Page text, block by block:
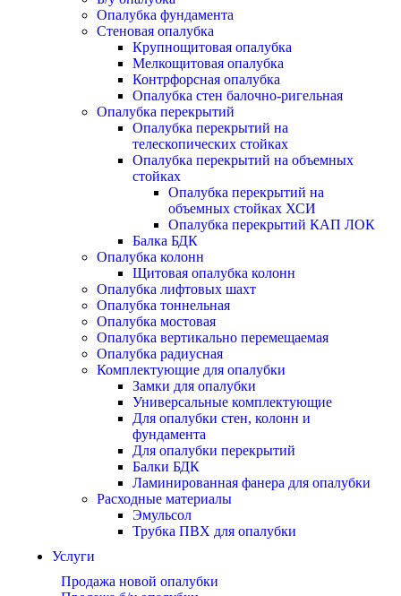
Опалубка фундамента
Стеновая опалубка
Крупнощитовая опалубка
Мелкощитовая опалубка
Контрфорсная опалубка
Опалубка стен балочно-ригельная
Опалубка перекрытий
Опалубка перекрытий на
телескопических стойках
Опалубка перекрытий на объемных
стойках
Опалубка перекрытий на
объемных стойках ХСИ
Опалубка перекрытий КАП ЛОК
Балка БДК
Опалубка колонн
Щитовая опалубка колонн
Опалубка лифтовых шахт
Опалубка тоннельная
Опалубка мостовая
Опалубка вертикально перемещаемая
Опалубка радиусная
Комплектующие для опалубки
Замки для опалубки
Универсальные комплектующие
Для опалубки стен, колонн и
фундамента
Для опалубки перекрытий
Балки БДК
Ламинированная фанера для опалубки
Расходные материалы
Эмульсол
Трубка ПВХ для опалубки
Услуги
Продажа новой опалубки